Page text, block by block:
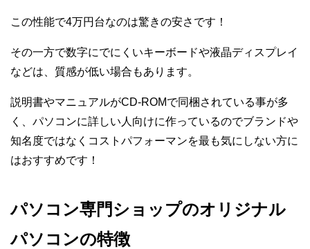
この性能で4万円台なのは驚きの安さです！
その一方で数字にでにくいキーボードや液晶ディスプレイ
などは、質感が低い場合もあります。
説明書やマニュアルがCD-ROMで同梱されている事が多
く、パソコンに詳しい人向けに作っているのでブランドや
知名度ではなくコストパフォーマンを最も気にしない方に
はおすすめです！
パソコン専門ショップのオリジナル
パソコンの特徴